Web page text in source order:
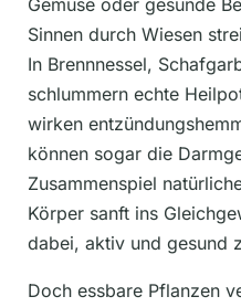
Sinnen durch Wiesen
In Brennnessel,
schlummern echte
wirken
können sogar die
Zusammenspiel
Körper sanft ins
dabei, aktiv und gesund
Doch essbare Pflanzen